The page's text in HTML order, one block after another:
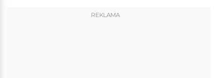
REKLAMA